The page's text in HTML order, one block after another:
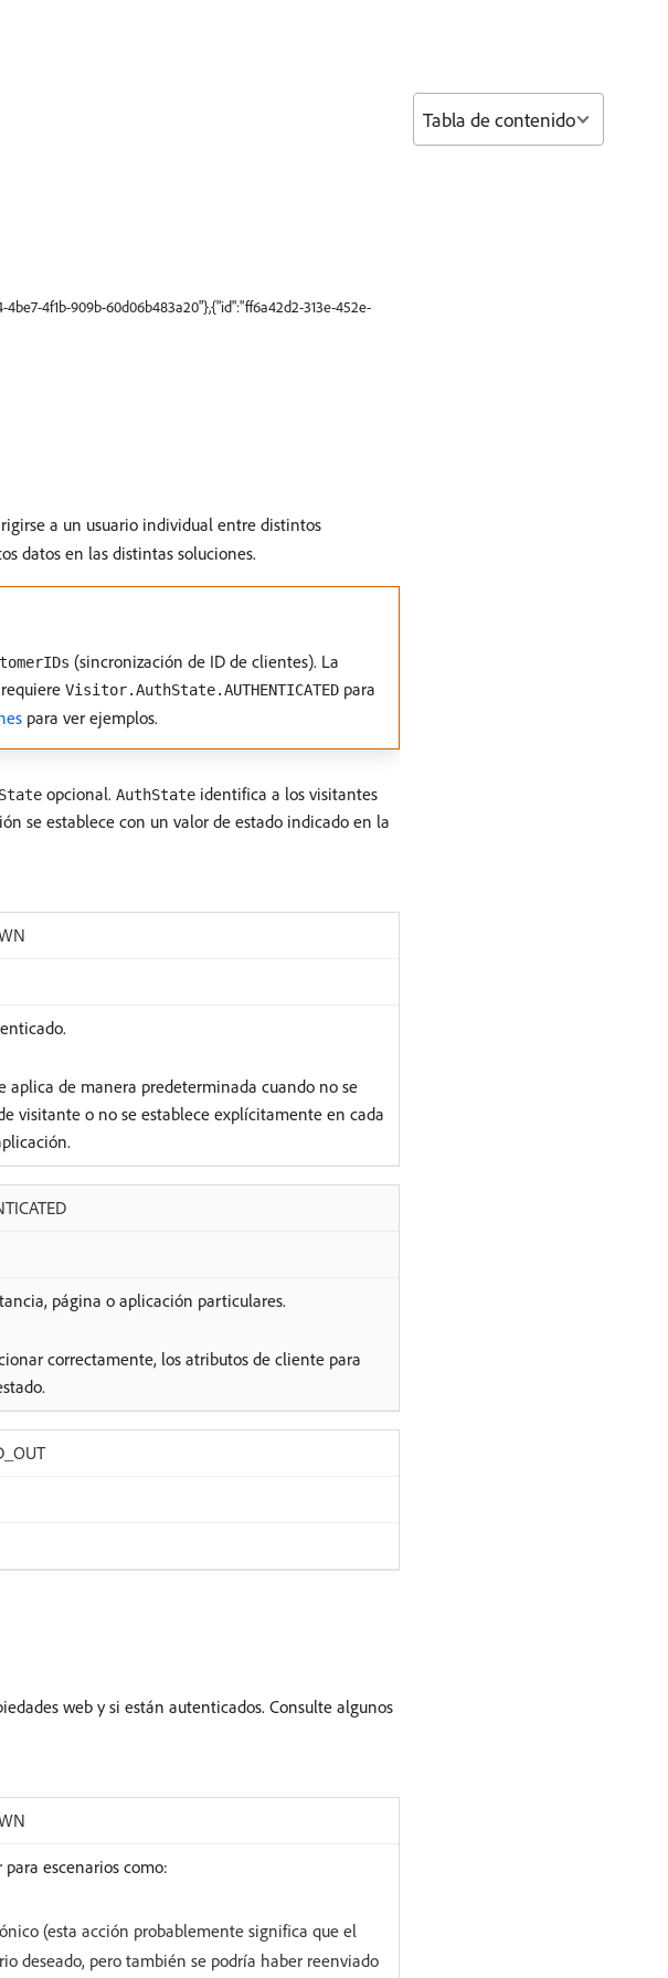
4f1b-909b-60d06b483a20"},{"id":"ff6a42d2-313e-452e-
a un usuario individual entre distintos
datos en las distintas soluciones.
(sincronización de ID de clientes). La
Visitor.AuthState.AUTHENTICATED para
para ver ejemplos.
opcional. AuthState identifica a los visitantes
se establece con un valor de estado indicado en la
aplica de manera predeterminada cuando no se
visitante o no se establece explícitamente en cada
página o aplicación particulares.
correctamente, los atributos de cliente para
web y si están autenticados. Consulte algunos
para escenarios como:
(esta acción probablemente significa que el
deseado, pero también se podría haber reenviado
Tabla de contenido